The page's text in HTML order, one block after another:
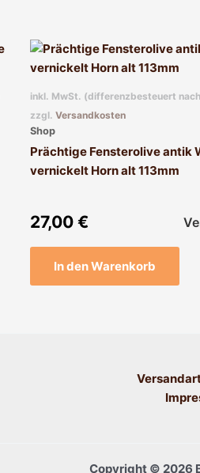
inkl. MwSt. (differenzbesteuert
zzgl. Versandkosten
Shop
Prächtige Fensterolive antik
vernickelt Horn alt 113mm
27,00 €
In den Warenkorb
Copyright © 2026